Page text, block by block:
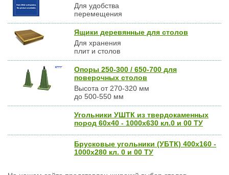
Для удобства
перемещения
Ящики деревянные для столов
Для хранения
плит и столов
Опоры 250-300 / 650-700 для
поверочных столов
Высота от 270-320 мм
до 500-550 мм
Угольники УШТК из твердокаменных
пород 60х40 - 1000х630 кл.0 и 00 ТУ
Брусковые угольники (УБТК) 400х160 -
1000х280 кл. 0 и 00 ТУ